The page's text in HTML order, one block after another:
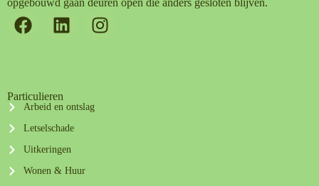
opgebouwd gaan deuren open die anders gesloten blijven.
Particulieren
Arbeid en ontslag
Letselschade
Uitkeringen
Wonen & Huur